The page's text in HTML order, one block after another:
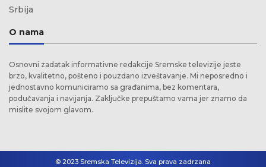
Srbija
O nama
Osnovni zadatak informativne redakcije Sremske televizije jeste
brzo, kvalitetno, pošteno i pouzdano izveštavanje. Mi neposredno i
jednostavno komuniciramo sa građanima, bez komentara,
podučavanja i navijanja. Zaključke prepuštamo vama jer znamo da
mislite svojom glavom.
© 2023 Sremska Televizija. Sva prava zadrzana